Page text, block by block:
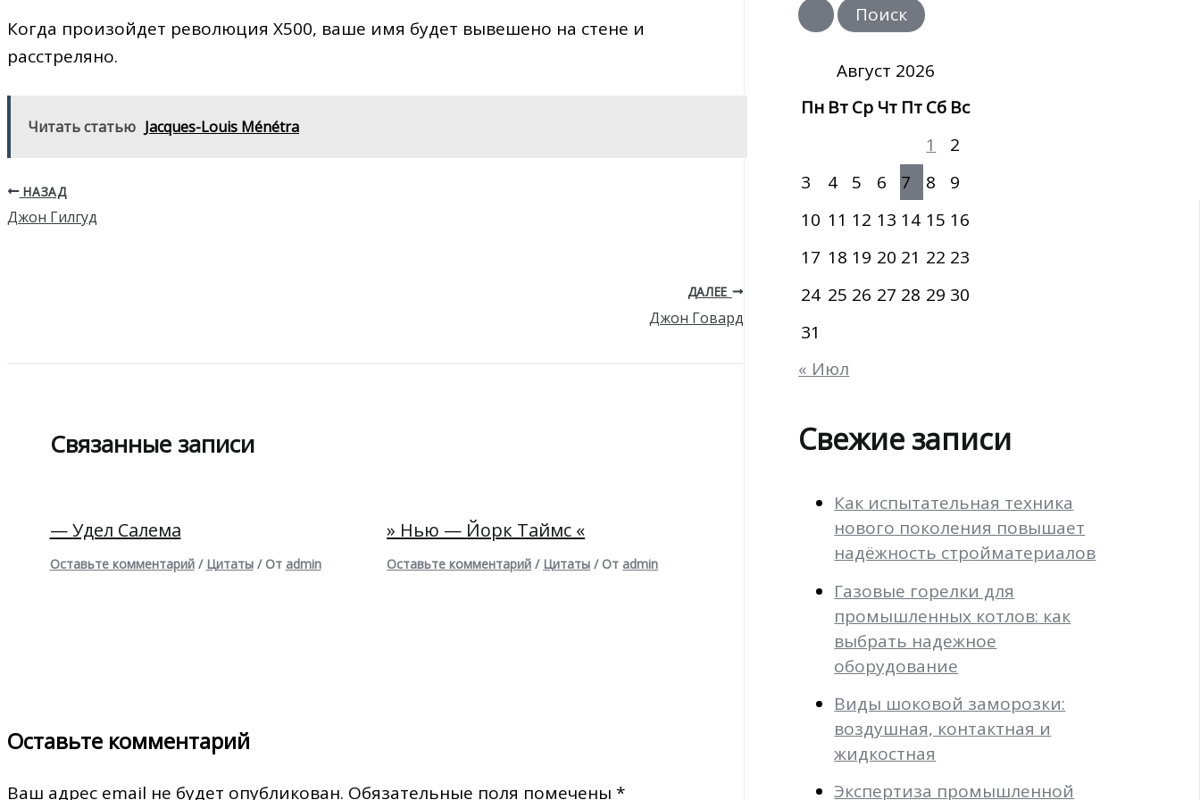
Когда произойдет революция X500, ваше имя будет вывешено на стене и
расстреляно.
Читать статью Jacques-Louis Ménétra
НАЗАД
Джон Гилгуд
ДАЛЕЕ
Джон Говард
Связанные записи
— Удел Салема
Оставьте комментарий / Цитаты/ От admin
» Нью — Йорк Таймс «
Оставьте комментарий / Цитаты / От admin
Оставьте комментарий
Ваш адрес email не будет опубликован. Обязательные поля помечены *
и
с
Август 2026
Пн ВтСр Чт ПтСб Вс
1
2
3
4 5 6 7 8
9
10 11 12 13 14 15 16
17 18 19 20 21 22 23
24 25 26 27 28 29 30
31
« Июл
Свежие записи
Как испытательная техника
нового поколения повышает
надёжность стройматериалов
Газовые горелки для
промышленных котлов: как
выбрать надежное
оборудование
Виды шоковой заморозки:
воздушная, контактная и
жидкостная
Экспертиза промышленной